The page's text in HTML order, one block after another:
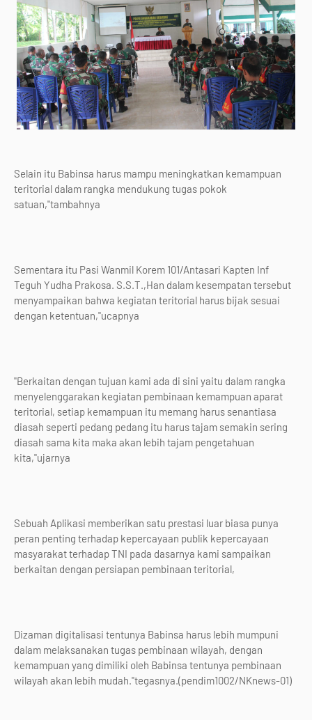
Selain itu Babinsa harus mampu meningkatkan kemampuan
teritorial dalam rangka mendukung tugas pokok
satuan,"tambahnya
Sementara itu Pasi Wanmil Korem 101/Antasari Kapten Inf
Teguh Yudha Prakosa. S.S.T.,Han dalam kesempatan tersebut
menyampaikan bahwa kegiatan teritorial harus bijak sesuai
dengan ketentuan,"ucapnya
"Berkaitan dengan tujuan kami ada di sini yaitu dalam rangka
menyelenggarakan kegiatan pembinaan kemampuan aparat
teritorial, setiap kemampuan itu memang harus senantiasa
diasah seperti pedang pedang itu harus tajam semakin sering
diasah sama kita maka akan lebih tajam pengetahuan
kita,"ujarnya
Sebuah Aplikasi memberikan satu prestasi luar biasa punya
peran penting terhadap kepercayaan publik kepercayaan
masyarakat terhadap TNI pada dasarnya kami sampaikan
berkaitan dengan persiapan pembinaan teritorial,
Dizaman digitalisasi tentunya Babinsa harus lebih mumpuni
dalam melaksanakan tugas pembinaan wilayah, dengan
kemampuan yang dimiliki oleh Babinsa tentunya pembinaan
wilayah akan lebih mudah."tegasnya.(pendim1002/NKnews-01)